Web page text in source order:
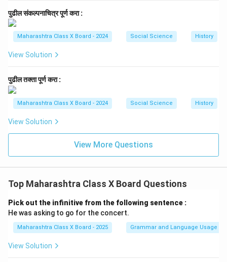
पुढील संकल्पनाचित्र पूर्ण करा :
Maharashtra Class X Board - 2024 Social Science History
View Solution
पुढील तक्ता पूर्ण करा :
Maharashtra Class X Board - 2024 Social Science History
View Solution
View More Questions
Top Maharashtra Class X Board Questions
Pick out the infinitive from the following sentence :
He was asking to go for the concert.
Maharashtra Class X Board - 2025 Grammar and Language Usage
View Solution